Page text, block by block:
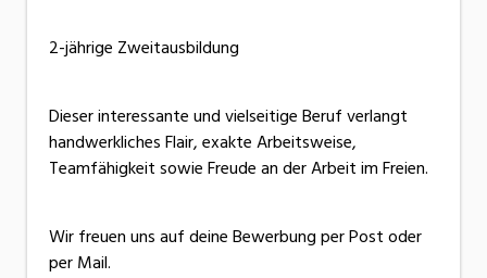
2-jährige Zweitausbildung
Dieser interessante und vielseitige Beruf verlangt
handwerkliches Flair, exakte Arbeitsweise,
Teamfähigkeit sowie Freude an der Arbeit im Freien.
Wir freuen uns auf deine Bewerbung per Post oder
per Mail.